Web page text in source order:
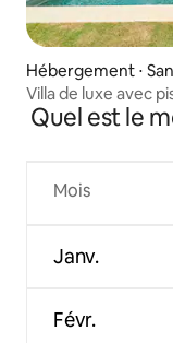
Hébergement ⋅
Villa de luxe avec
Quel est le
Mois
Janv.
Févr.